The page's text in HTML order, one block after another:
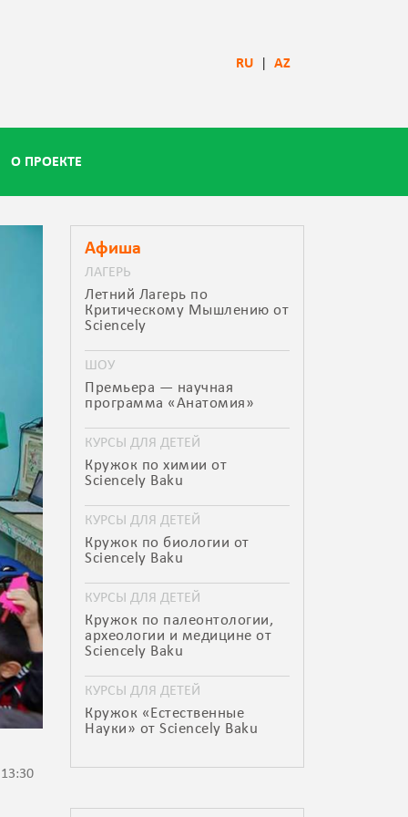
RU| AZ
О ПРОЕКТЕ
Афиша
ЛАГЕРЬ
Летний Лагерь по
Критическому Мышлению от
Sciencely
ШОУ
Премьера — научная
программа «Анатомия»
КУРСЫ ДЛЯ ДЕТЕЙ
Кружок по химии от
Sciencely Baku
КУРСЫ ДЛЯ ДЕТЕЙ
Кружок по биологии от
Sciencely Baku
КУРСЫ ДЛЯ ДЕТЕЙ
Кружок по палеонтологии,
археологии и медицине от
Sciencely Baku
КУРСЫ ДЛЯ ДЕТЕЙ
Кружок «Естественные
Науки» от Sciencely Baku